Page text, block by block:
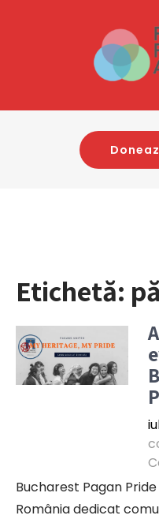
Etichetă:
Bucharest Pagan
România dedicat